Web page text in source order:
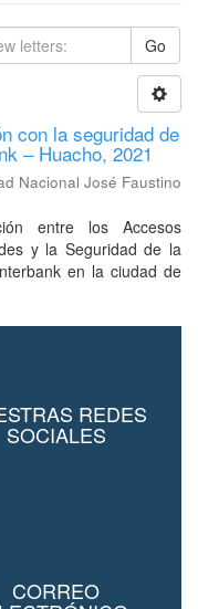
Go
con la seguridad de
– Huacho, 2021
Nacional José Faustino
entre los Accesos
y la Seguridad de la
en la ciudad de
REDES
SOCIALES
CORREO